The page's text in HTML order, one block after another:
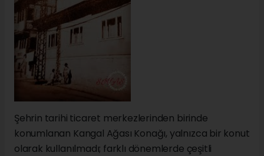
Şehrin tarihi ticaret merkezlerinden birinde
konumlanan Kangal Ağası Konağı, yalnızca bir konut
olarak kullanılmadı; farklı dönemlerde çeşitli